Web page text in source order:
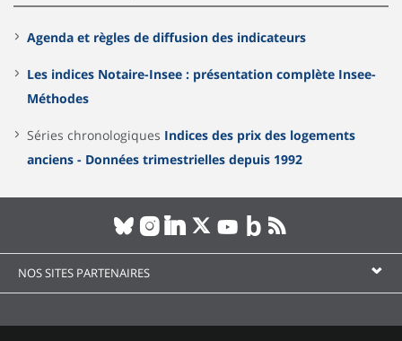
Agenda et règles de diffusion des indicateurs
Les indices Notaire-Insee : présentation complète Insee-
Méthodes
Séries chronologiques Indices des prix des logements
anciens - Données trimestrielles depuis 1992
NOS SITES PARTENAIRES